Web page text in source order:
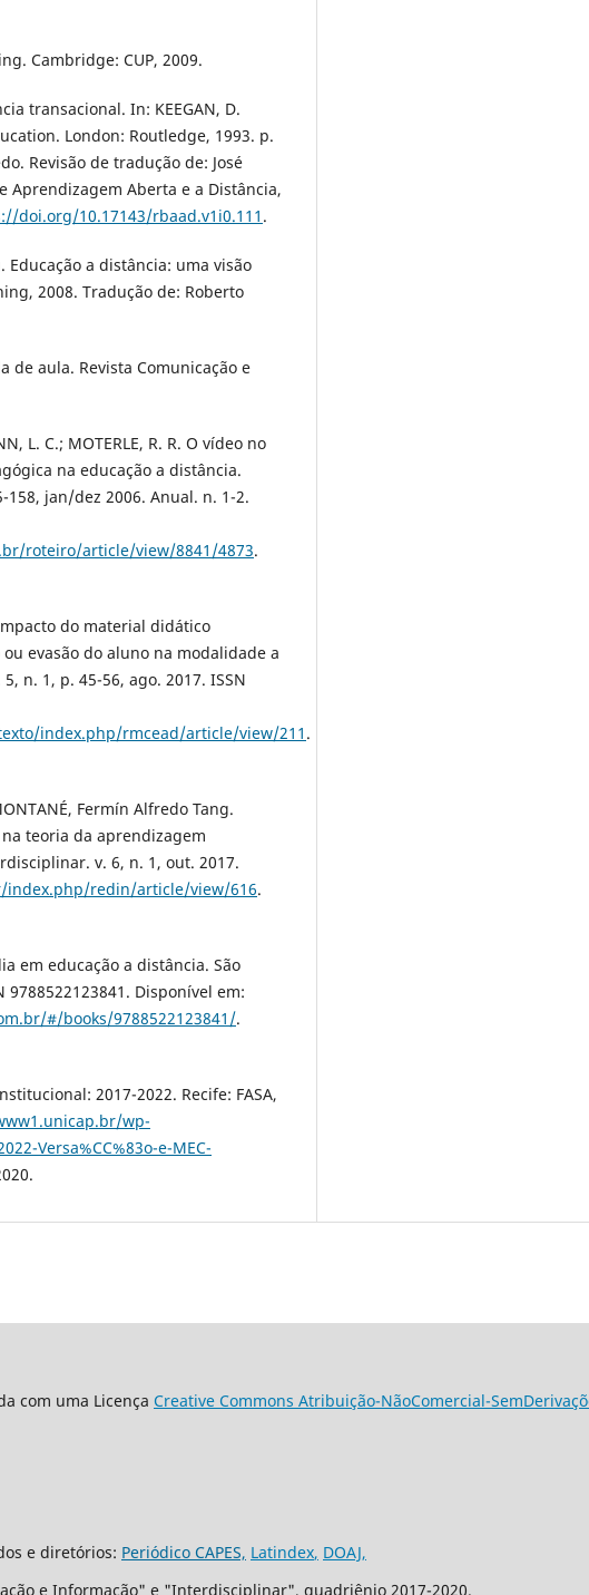
Cambridge: CUP, 2009.
transacional. In: KEEGAN, D.
London: Routledge, 1993. p.
Revisão de tradução de: José
Aprendizagem Aberta e a Distância,
doi.org/10.17143/rbaad.v1i0.111 .
Educação a distância: uma visão
2008. Tradução de: Roberto
de aula. Revista Comunicação e
L. C.; MOTERLE, R. R. O vídeo no
na educação a distância.
158, jan/dez 2006. Anual. n. 1-2.
roteiro/article/view/8841/4873.
do material didático
evasão do aluno na modalidade a
n. 1, p. 45-56, ago. 2017. ISSN
index.php/rmcead/article/view/211 .
Fermín Alfredo Tang.
teoria da aprendizagem
v. 6, n. 1, out. 2017.
index.php/redin/article/view/616.
em educação a distância. São
9788522123841. Disponível em:
#/books/9788522123841/.
2017-2022. Recife: FASA,
wp-
Versa%CC%83o-e-MEC-
com uma Licença Creative Commons Atribuição-NãoComercial-
e diretórios: Periódico CAPES, Latindex, DOAJ,
e Informação" e "Interdisciplinar", quadriênio 2017-2020.